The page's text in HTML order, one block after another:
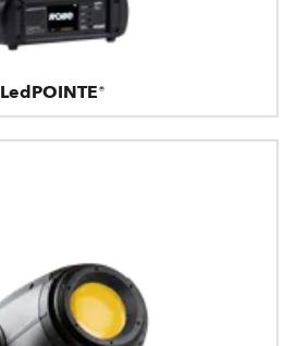
LedPOINTE®